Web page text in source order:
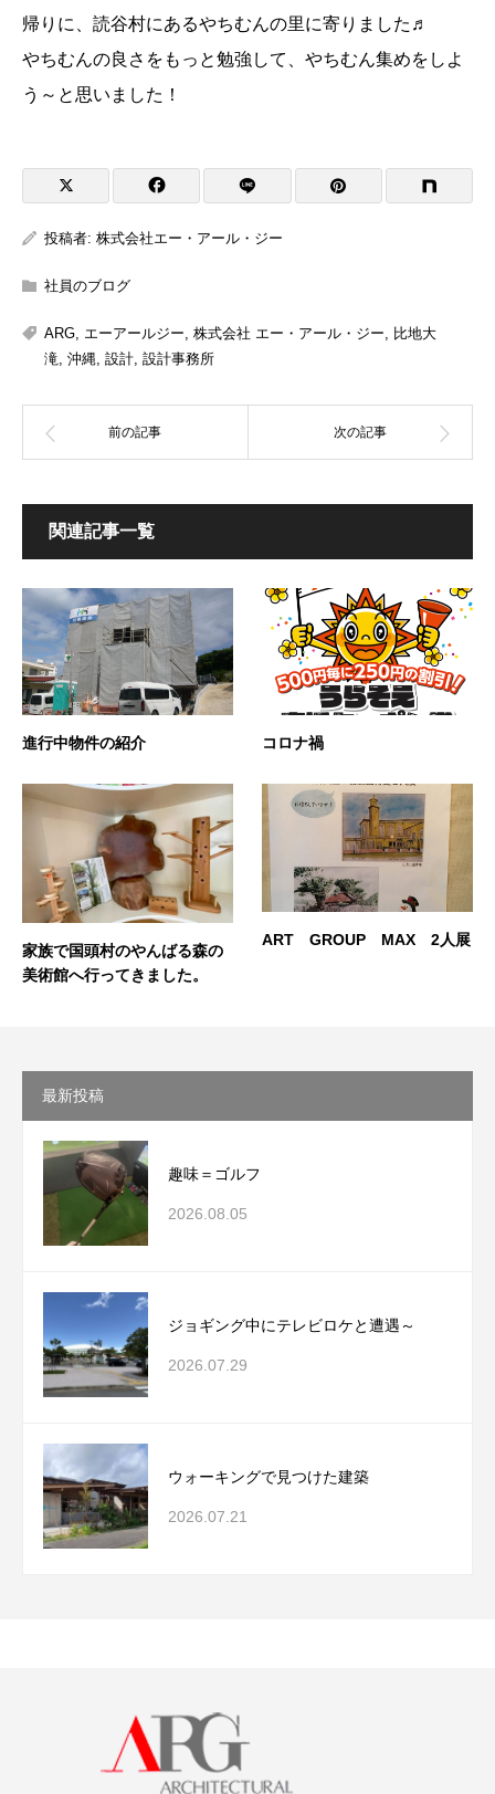
帰りに、読谷村にあるやちむんの里に寄りました♬
やちむんの良さをもっと勉強して、やちむん集めをしよ
う～と思いました！
投稿者: 株式会社エー・アール・ジー
社員のブログ
ARG, エーアールジー, 株式会社 エー・アール・ジー, 比地大
滝, 沖縄, 設計, 設計事務所
関連記事一覧
進行中物件の紹介 コロナ禍
家族で国頭村のやんばる森の
美術館へ行ってきました。
ART GROUP MAX 2人展
最新投稿
趣味＝ゴルフ
2026.08.05
ジョギング中にテレビロケと遭遇～
2026.07.29
ウォーキングで見つけた建築
2026.07.21